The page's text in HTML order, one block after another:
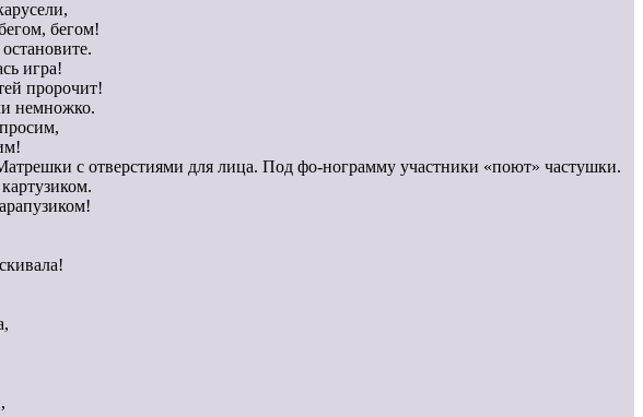
бегом!
игра!
пророчит!
немножко.
с отверстиями для лица. Под фо-нограмму участники «поют» частушки.